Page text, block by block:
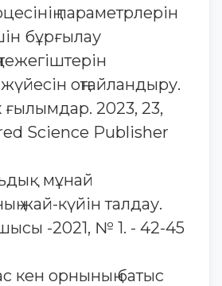
параметрлерін
бұрғылау
оңтайландыру.
2023, 23,
Science Publisher
мұнай
жай-күйін талдау.
-2021, № 1. - 42-45
кен орнының батыс